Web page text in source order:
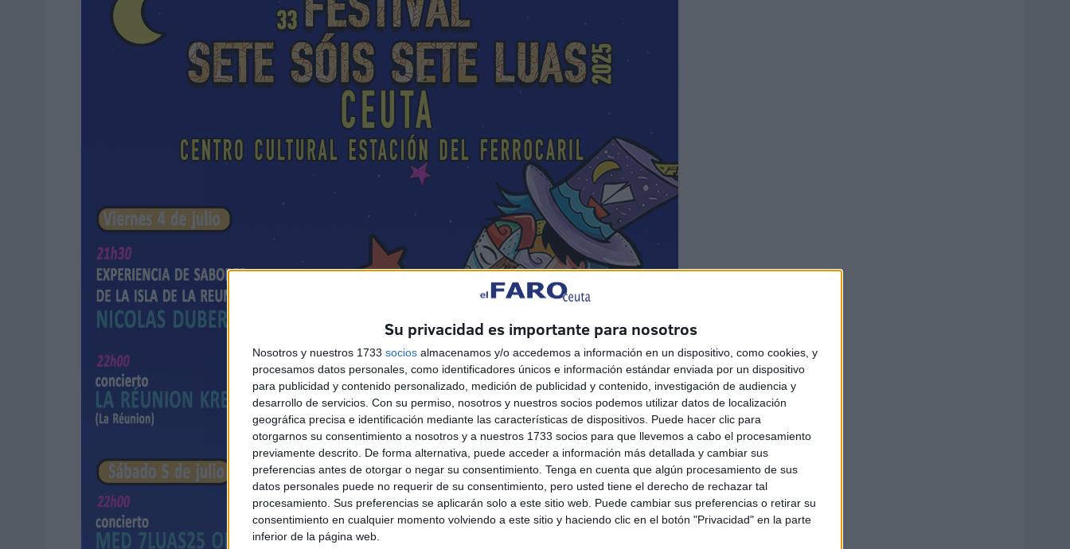
Su privacidad es importante para nosotros
Nosotros y nuestros 1733 socios almacenamos y/o accedemos a información en un dispositivo, como cookies, y
procesamos datos personales, como identificadores únicos e información estándar enviada por un dispositivo
para publicidad y contenido personalizado, medición de publicidad y contenido, investigación de audiencia y
desarrollo de servicios. Con su permiso, nosotros y nuestros socios podemos utilizar datos de localización
geográfica precisa e identificación mediante las características de dispositivos. Puede hacer clic para
otorgarnos su consentimiento a nosotros y a nuestros 1733 socios para que llevemos a cabo el procesamiento
previamente descrito. De forma alternativa, puede acceder a información más detallada y cambiar sus
preferencias antes de otorgar o negar su consentimiento. Tenga en cuenta que algún procesamiento de sus
datos personales puede no requerir de su consentimiento, pero usted tiene el derecho de rechazar tal
procesamiento. Sus preferencias se aplicarán solo a este sitio web. Puede cambiar sus preferencias o retirar su
consentimiento en cualquier momento volviendo a este sitio y haciendo clic en el botón "Privacidad" en la parte
inferior de la página web.